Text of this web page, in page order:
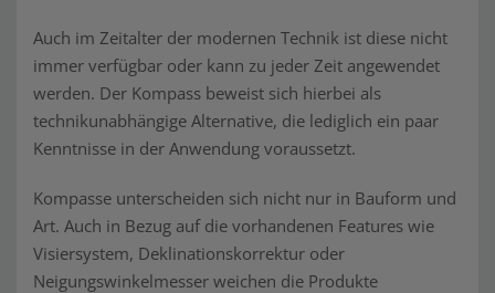
Auch im Zeitalter der modernen Technik ist diese nicht
immer verfügbar oder kann zu jeder Zeit angewendet
werden. Der Kompass beweist sich hierbei als
technikunabhängige Alternative, die lediglich ein paar
Kenntnisse in der Anwendung voraussetzt.
Kompasse unterscheiden sich nicht nur in Bauform und
Art. Auch in Bezug auf die vorhandenen Features wie
Visiersystem, Deklinationskorrektur oder
Neigungswinkelmesser weichen die Produkte